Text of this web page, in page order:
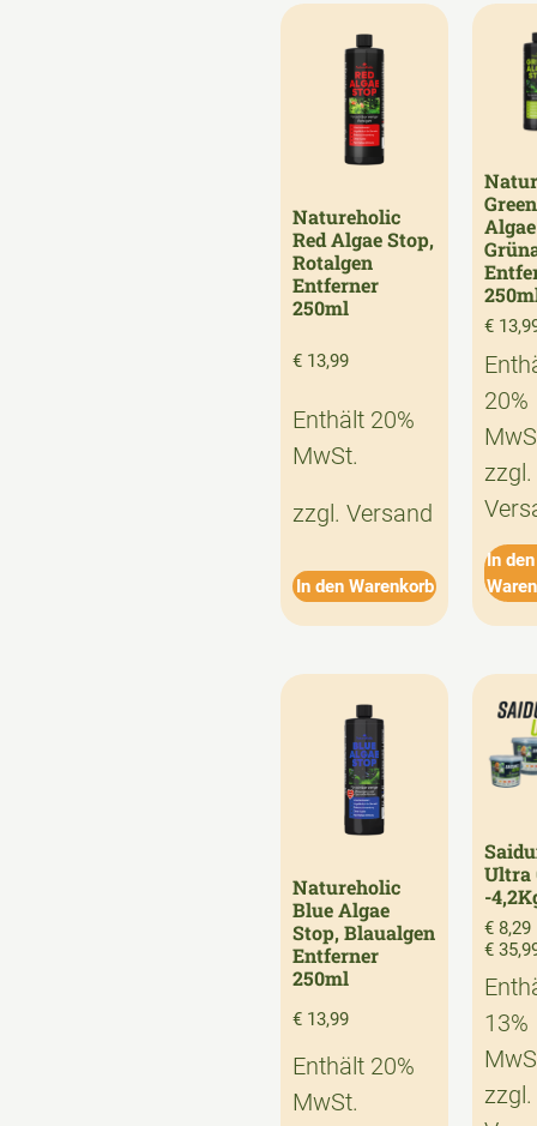
Natureholic
Red Algae Stop,
Rotalgen
Entferner
250ml
€ 13,99
Enthält 20%
MwSt.
zzgl. Versand
In den Warenkorb
Green
€
20%
zzgl.
In den
Natureholic
Blue Algae
Stop, Blaualgen
Entferner
250ml
€ 13,99
Enthält 20%
MwSt.
Ultra
-
€ 8,29
€
13%
zzgl.